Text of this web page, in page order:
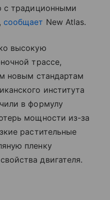
с традиционными
сообщает New Atlas.
высокую
трассе,
новым стандартам
института
в формулу
мощности из-за
растительные
пленку
двигателя.